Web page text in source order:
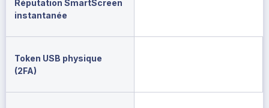
Réputation SmartScreen
instantanée
Token USB physique
(2FA)